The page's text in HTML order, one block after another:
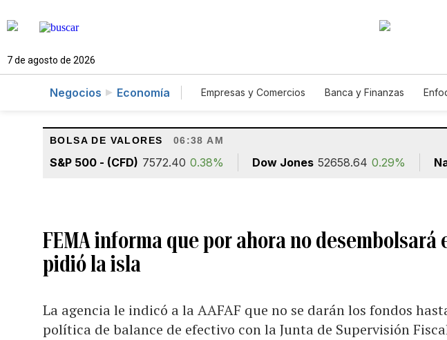
7 de agosto de 2026
Negocios Economía Empresas y Comercios Banca y Finanzas
BOLSA DE VALORES 06:38 AM
S&P 500 - (CFD) 7572.40 0.38% Dow Jones 52658.64 0.29%
FEMA informa que por ahora no desembolsará
pidió la isla
La agencia le indicó a la AAFAF que no se darán los fondos
política de balance de efectivo con la Junta de Supervisión